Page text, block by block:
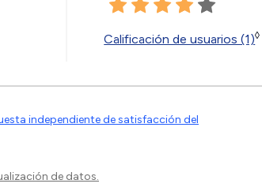
Calificación de usuarios (1)◊
independiente de satisfacción del
de datos.